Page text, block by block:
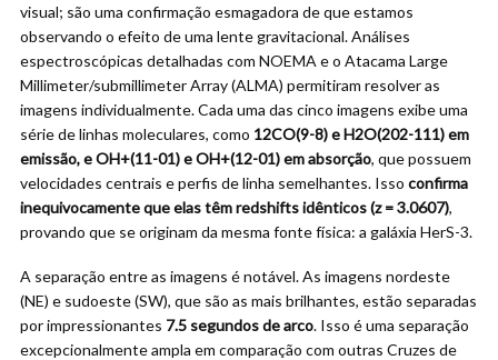
visual; são uma confirmação esmagadora de que estamos
observando o efeito de uma lente gravitacional. Análises
espectroscópicas detalhadas com NOEMA e o Atacama Large
Millimeter/submillimeter Array (ALMA) permitiram resolver as
imagens individualmente. Cada uma das cinco imagens exibe uma
série de linhas moleculares, como 12CO(9-8) e H2O(202-111) em
emissão, e OH+(11-01) e OH+(12-01) em absorção, que possuem
velocidades centrais e perfis de linha semelhantes. Isso confirma
inequivocamente que elas têm redshifts idênticos (z = 3.0607),
provando que se originam da mesma fonte física: a galáxia HerS-3.
A separação entre as imagens é notável. As imagens nordeste
(NE) e sudoeste (SW), que são as mais brilhantes, estão separadas
por impressionantes 7.5 segundos de arco. Isso é uma separação
excepcionalmente ampla em comparação com outras Cruzes de